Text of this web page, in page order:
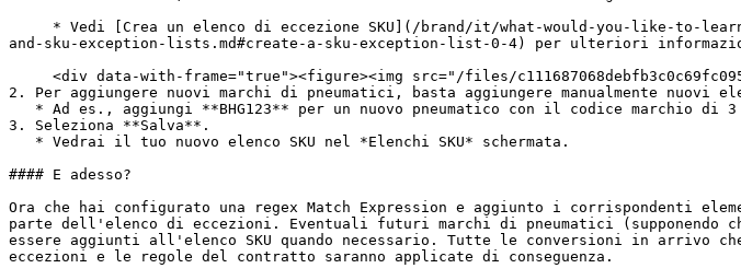
and-sku-exception-lists.md#create-a-sku-exception-list-0-4) per ulteriori
2. Per aggiungere nuovi marchi di pneumatici, basta aggiungere manualmente nuovi
3. Seleziona **Salva**.
#### E adesso?
Ora che hai configurato una regex Match Expression e aggiunto i corrispondenti
parte dell'elenco di eccezioni. Eventuali futuri marchi di pneumatici (supponendo
essere aggiunti all'elenco SKU quando necessario. Tutte le conversioni in arrivo
eccezioni e le regole del contratto saranno applicate di conseguenza.